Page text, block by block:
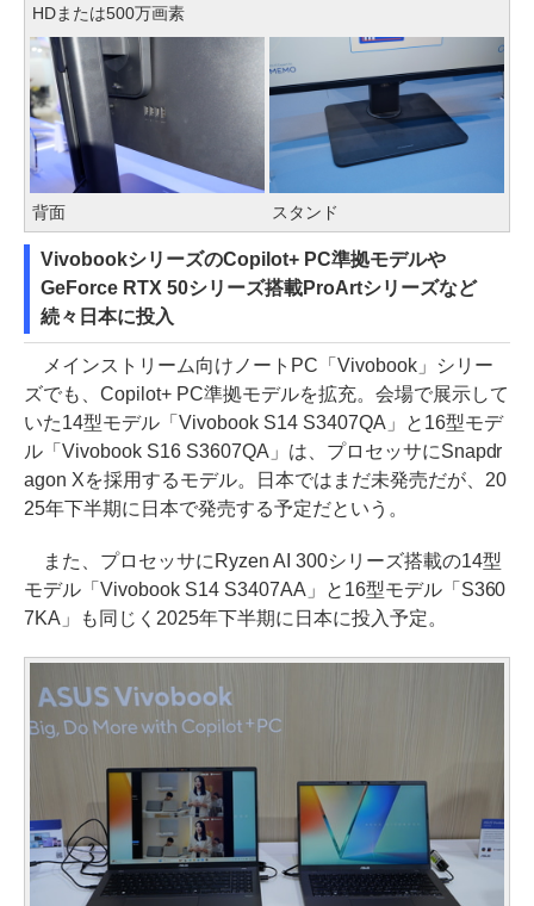
HDまたは500万画素
背面 スタンド
VivobookシリーズのCopilot+ PC準拠モデルや
GeForce RTX 50シリーズ搭載ProArtシリーズなど
続々日本に投入
メインストリーム向けノートPC「Vivobook」シリー
ズでも、Copilot+ PC準拠モデルを拡充。会場で展示して
いた14型モデル「Vivobook S14 S3407QA」と16型モデ
ル「Vivobook S16 S3607QA」は、プロセッサにSnapdr
agon Xを採用するモデル。日本ではまだ未発売だが、20
25年下半期に日本で発売する予定だという。
また、プロセッサにRyzen AI 300シリーズ搭載の14型
モデル「Vivobook S14 S3407AA」と16型モデル「S360
7KA」も同じく2025年下半期に日本に投入予定。